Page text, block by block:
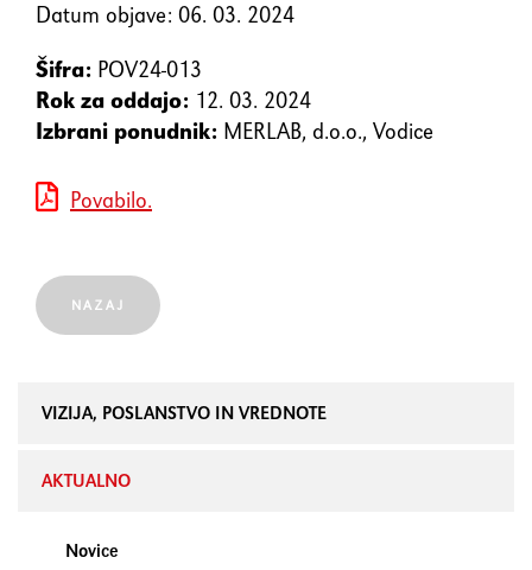
VIZIJA, POSLANSTVO IN VREDNOTE
AKTUALNO
Novice
Datum objave: 06. 03. 2024
Šifra: POV24-013
Rok za oddajo: 12. 03. 2024
Izbrani ponudnik: MERLAB, d.o.o., Vodice
Povabilo.
NAZAJ
element
Premakne fokus na prejšnji
element
Potrdi/klikne fokusiran
Označi/odznači potrditveno
polje